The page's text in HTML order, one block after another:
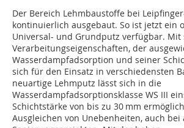
Der Bereich Lehmbaustoffe bei
kontinuierlich ausgebaut. So ist jetzt ein
Universal- und Grundputz verfügbar. Mit
Verarbeitungseigenschaften, der
Wasserdampfadsorption und seiner
sich für den Einsatz in verschiedensten
neuartige Lehmputz lässt sich in die
Wasserdampfadsorptionsklasse WS III
Schichtstärke von bis zu 30 mm
Ausgleichen von Unebenheiten, auch bei